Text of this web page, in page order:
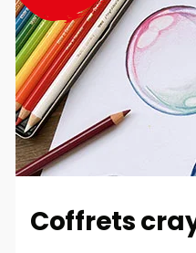
Coffrets